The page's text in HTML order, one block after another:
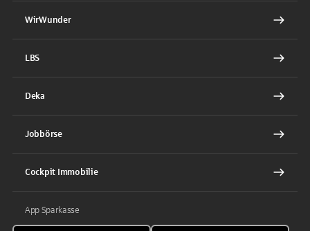
WirWunder
LBS
Deka
Jobbörse
Cockpit Immobilie
App Sparkasse